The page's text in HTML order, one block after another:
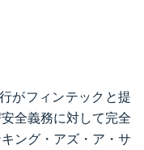
がフィンテックと提
全義務に対して完全
ング・アズ・ア・サ